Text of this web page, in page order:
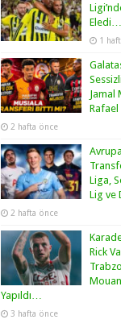
Eledi…
1
Jamal
Rafael
2 hafta önce
Liga,
Lig ve
2 hafta önce
Rick
Yapıldı…
3 hafta önce